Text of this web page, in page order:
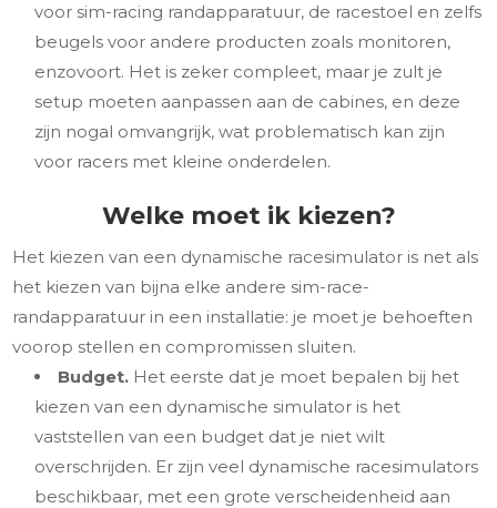
voor sim-racing randapparatuur, de racestoel en zelfs
beugels voor andere producten zoals monitoren,
enzovoort. Het is zeker compleet, maar je zult je
setup moeten aanpassen aan de cabines, en deze
zijn nogal omvangrijk, wat problematisch kan zijn
voor racers met kleine onderdelen.
Welke moet ik kiezen?
Het kiezen van een dynamische racesimulator is net als
het kiezen van bijna elke andere sim-race-
randapparatuur in een installatie: je moet je behoeften
voorop stellen en compromissen sluiten.
Budget. Het eerste dat je moet bepalen bij het
kiezen van een dynamische simulator is het
vaststellen van een budget dat je niet wilt
overschrijden. Er zijn veel dynamische racesimulators
beschikbaar, met een grote verscheidenheid aan